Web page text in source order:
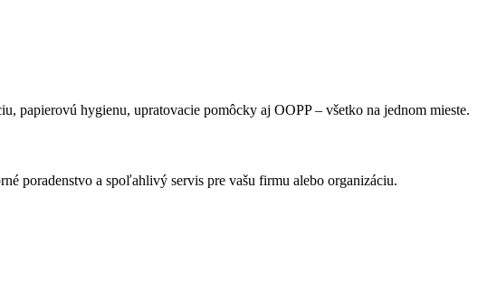
papierovú hygienu, upratovacie pomôcky aj OOPP – všetko na jednom mieste.
poradenstvo a spoľahlivý servis pre vašu firmu alebo organizáciu.